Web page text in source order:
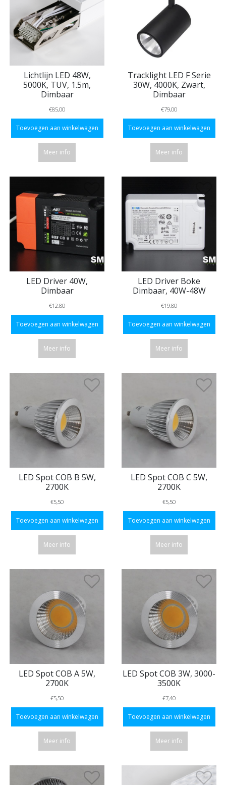
Lichtlijn LED 48W,
5000K, TUV, 1.5m,
Dimbaar
€85,00
Toevoegen aan winkelwagen
Meer info
Tracklight LED F Serie
30W, 4000K, Zwart,
Dimbaar
€79,00
Toevoegen aan winkelwagen
Meer info
LED Driver 40W,
Dimbaar
€12,80
Toevoegen aan winkelwagen
Meer info
LED Driver Boke
Dimbaar, 40W-48W
€19,80
Toevoegen aan winkelwagen
Meer info
LED Spot COB B 5W,
2700K
€5,50
Toevoegen aan winkelwagen
Meer info
LED Spot COB C 5W,
2700K
€5,50
Toevoegen aan winkelwagen
Meer info
LED Spot COB A 5W,
2700K
€5,50
Toevoegen aan winkelwagen
Meer info
LED Spot COB 3W, 3000-
3500K
€7,40
Toevoegen aan winkelwagen
Meer info